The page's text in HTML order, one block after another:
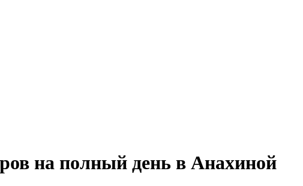
на полный день в Анахиной